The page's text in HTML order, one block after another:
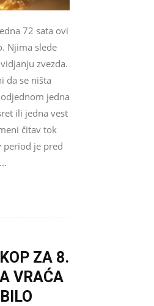
72 sata ovi
Njima slede
zvezda.
da se ništa
jedna
ili jedna vest
čitav tok
period je pred
ZA 8.
VRAĆA